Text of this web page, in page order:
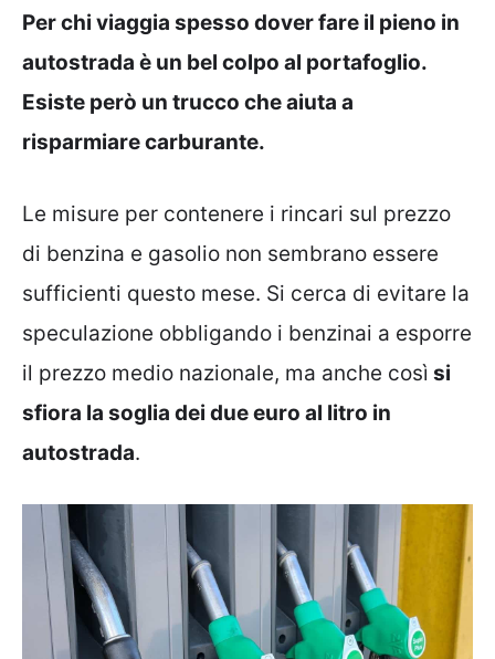
Per chi viaggia spesso dover fare il pieno in
autostrada è un bel colpo al portafoglio.
Esiste però un trucco che aiuta a
risparmiare carburante.
Le misure per contenere i rincari sul prezzo
di benzina e gasolio non sembrano essere
sufficienti questo mese. Si cerca di evitare la
speculazione obbligando i benzinai a esporre
il prezzo medio nazionale, ma anche così si
sfiora la soglia dei due euro al litro in
autostrada.